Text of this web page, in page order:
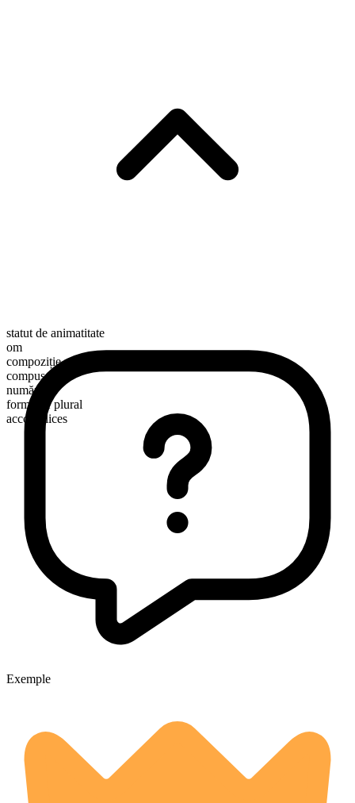
statut de animatitate
om
compoziție morfologică
compus
numărabil
formă de plural
accomplices
Exemple